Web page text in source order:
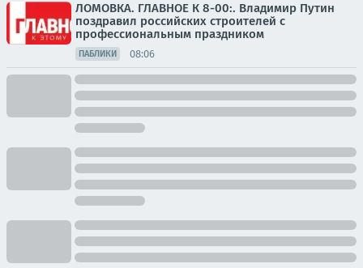
ЛОМОВКА. ГЛАВНОЕ К 8-00:. Владимир Путин
поздравил российских строителей с
профессиональным праздником
ПАБЛИКИ 08:06